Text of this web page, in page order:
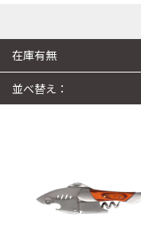
在庫有無
並べ替え：